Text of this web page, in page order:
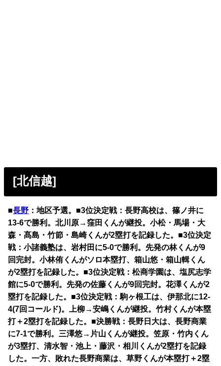
[北信越]
■長野 ：地区予選。■3位決定戦：長野高校は、篠ノ井に
13-6で勝利。北川原→窪田くんが継投。小松・馬場・大
森・髙島・竹節・島崎くんが2塁打を記録した。■3位決定
戦：小諸義塾は、岩村田に5-0で勝利。先発の林くんが9
回完封。小林侑くんがソロ本塁打、箱山悠・箱山輯くん
が2塁打を記録した。■3位決定戦：松商学園は、塩尻志学
館に5-0で勝利。先発の佐藤くんが9回完封。花澤くんが2
塁打を記録した。■3位決定戦：駒ヶ根工は、伊那北に12-
4(7回コールド)。上柳→安嶋くんが継投。竹村くんが本塁
打＋2塁打を記録した。■決勝戦：長野日大は、長野商業
に7-1で勝利。三澤悠→片山くんが継投。笠原・竹内くん
が3塁打、清水智・池上・藤沢・相川くんが2塁打を記録
した。一方、敗れた長野商業は、草野くんが本塁打＋2塁